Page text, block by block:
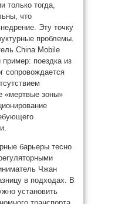
только тогда,
что
Эту точку
проблемы.
China Mobile
пример: поездка из
сопровождается
«мертвые зоны»
барьеры тесно
Чжан
в подходах. В
установить